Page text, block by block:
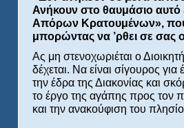
Ανήκουν στο θαυμάσιο
Απόρων Κρατουμένων»,
μπορώντας να ’ρθει σε σας
Ας μη στενοχωριέται ο
δέχεται. Να είναι σίγουρος
την έδρα της Διακονίας και
το έργο της αγάπης προς τον
και την ανακούφιση του